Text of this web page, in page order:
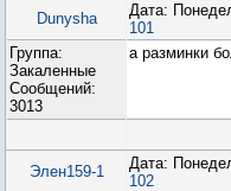
Dunysha
Дата:
101
Группа:
Закаленные
Сообщений:
3013
а разминки
Элен159-1
Дата:
102